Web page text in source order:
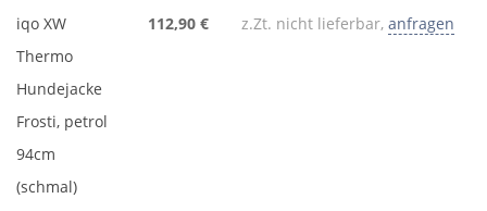
iqo XW
Thermo
Hundejacke
Frosti, petrol
94cm
(schmal)
112,90 € z.Zt. nicht lieferbar, anfragen